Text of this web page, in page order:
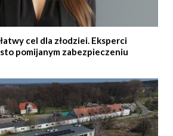
cel dla złodziei. Eksperci
pomijanym zabezpieczeniu